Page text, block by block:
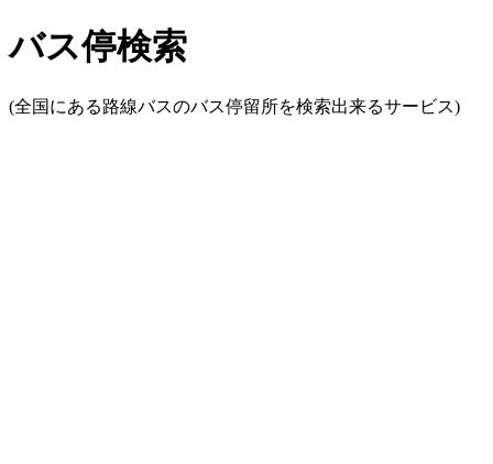
バス停検索
(全国にある路線バスのバス停留所を検索出来るサービス)